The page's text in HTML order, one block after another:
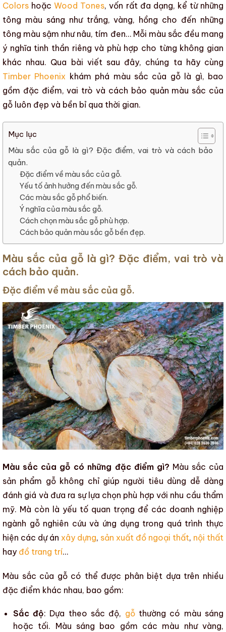
Colors hoặcWood Tones, vốn rất đa dạng, kể từ những
tông màu sáng như trắng, vàng, hồng cho đến những
tông màu sậm như nâu, tím đen… Mỗi màu sắc đều mang
ý nghĩa tinh thần riêng và phù hợp cho từng không gian
khác nhau. Qua bài viết sau đây, chúng ta hãy cùng
Timber Phoenix khám phá màu sắc của gỗ là gì, bao
gồm đặc điểm, vai trò và cách bảo quản màu sắc của
gỗ luôn đẹp và bền bỉ qua thời gian.
Mục lục
Màu sắc của gỗ là gì? Đặc điểm, vai trò và cách bảo
quản.
Đặc điểm về màu sắc của gỗ.
Yếu tố ảnh hưởng đến màu sắc gỗ.
Các màu sắc gỗ phổ biến.
Ý nghĩa của màu sắc gỗ.
Cách chọn màu sắc gỗ phù hợp.
Cách bảo quản màu sắc gỗ bền đẹp.
Màu sắc của gỗ là gì? Đặc điểm, vai trò và
cách bảo quản.
Đặc điểm về màu sắc của gỗ.
Màu sắc của gỗ có những đặc điểm gì? Màu sắc của
sản phẩm gỗkhông chỉ giúp người tiêu dùng dễ dàng
đánh giá và đưa ra sự lựa chọn phù hợp với nhu cầu thẩm
mỹ. Mà còn là yếu tố quan trọng để các doanh nghiệp
ngành gỗnghiên cứu và ứng dụng trong quá trình thực
hiện các dự án xây dựng, sản xuất đồ ngoại thất, nội thất
hay đồ trang trí…
Màu sắc của gỗ có thể được phân biệt dựa trên nhiều
đặc điểm khác nhau, bao gồm:
Sắc độ: Dựa theo sắc độ, gỗthường có màu sáng
hoặc tối. Màu sáng bao gồm các màu như vàng,